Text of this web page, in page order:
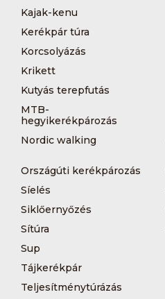
Kajak-kenu
Kerékpár túra
Korcsolyázás
Krikett
Kutyás terepfutás
MTB-
hegyikerékpározás
Nordic walking
Országúti kerékpározás
Síelés
Siklőernyőzés
Sítúra
Sup
Tájkerékpár
Teljesítménytúrázás